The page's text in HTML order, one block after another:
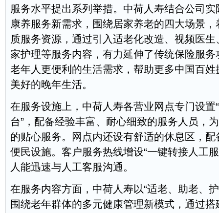
服务水平提出系列举措。中荷人寿结合公司
康养服务新需求，围绕居家养老的四大场景
质服务资源，通过引入适老化改造、视频医
家护理等服务内容，有力延伸了传统保险服
老年人更便利的生活需求，帮助更多中国百
美好的晚年生活。
在服务设施上，中荷人寿各营业网点专门设置
台”，配备经验丰富、耐心细致的服务人员，
的贴心服务。网点内还设有舒适的休息区，
便民设施。客户服务热线增设“一键转接人工
人能迅速与人工客服沟通。
在服务内容方面，中荷人寿以“适老、助老、
围绕老年群体的多元健康管理新模式，通过搭